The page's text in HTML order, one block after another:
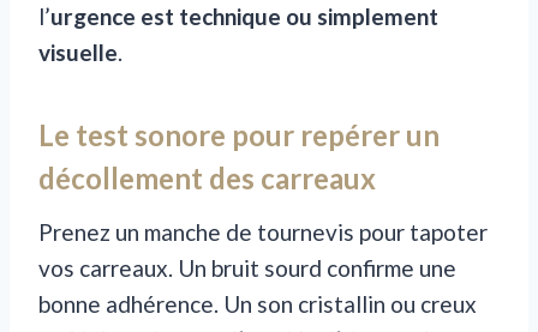
l’urgence est technique ou simplement
visuelle.
Le test sonore pour repérer un
décollement des carreaux
Prenez un manche de tournevis pour tapoter
vos carreaux. Un bruit sourd confirme une
bonne adhérence. Un son cristallin ou creux